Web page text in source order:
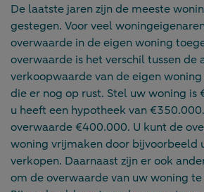
De laatste jaren zijn de meeste
gestegen. Voor veel
overwaarde in de eigen woning
overwaarde is het verschil tussen de
verkoopwaarde van de eigen
die er nog op rust. Stel uw woning
u heeft een hypotheek van
overwaarde €400.000. U kunt de
woning vrijmaken door bijvoorbeeld
verkopen. Daarnaast zijn er ook
om de overwaarde van uw woning